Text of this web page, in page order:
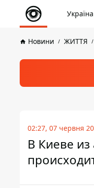
Україна
Новини ЖИТТЯ
02:27, 07 червня
В Киеве